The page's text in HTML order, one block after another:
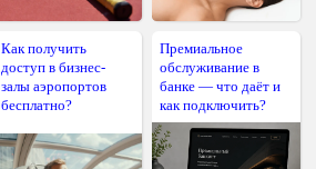
Как получить
доступ в бизнес-
залы аэропортов
бесплатно?
Премиальное
обслуживание в
банке — что даёт и
как подключить?